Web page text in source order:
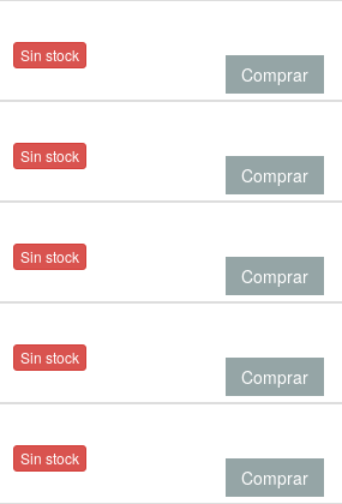
Sin stock
Comprar
Sin stock
Comprar
Sin stock
Comprar
Sin stock
Comprar
Sin stock
Comprar